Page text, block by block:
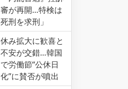
審が再開…特検は
死刑を求刑」
休み拡大に歓喜と
不安が交錯…韓国
で労働節“公休日
化”に賛否が噴出